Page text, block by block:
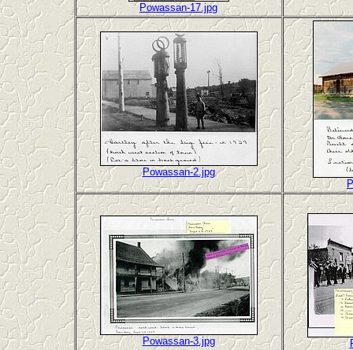
Powassan-17.jpg
Powassan-2.jpg
Powassan-3.jpg